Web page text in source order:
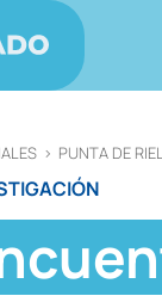
> PUNTA DE